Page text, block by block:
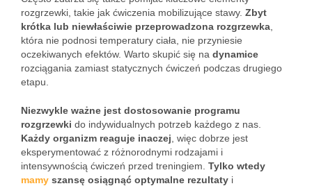
rozgrzewki, takie jak ćwiczenia mobilizujące stawy. Zbyt
krótka lub niewłaściwie przeprowadzona rozgrzewka
która nie podnosi temperatury ciała, nie przyniesie
oczekiwanych efektów. Warto skupić się na dynamice
rozciągania zamiast statycznych ćwiczeń podczas drugiego
etapu.
Niezwykle ważne jest dostosowanie programu
rozgrzewki do indywidualnych potrzeb każdego z nas.
Każdy organizm reaguje inaczej , więc dobrze jest
eksperymentować z różnorodnymi rodzajami i
intensywnością ćwiczeń przed treningiem. Tylko wtedy
mamy szansę osiągnąć optymalne rezultaty i